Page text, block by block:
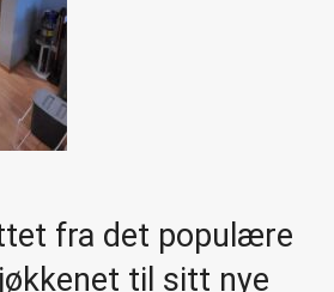
fra det populære
til sitt nye